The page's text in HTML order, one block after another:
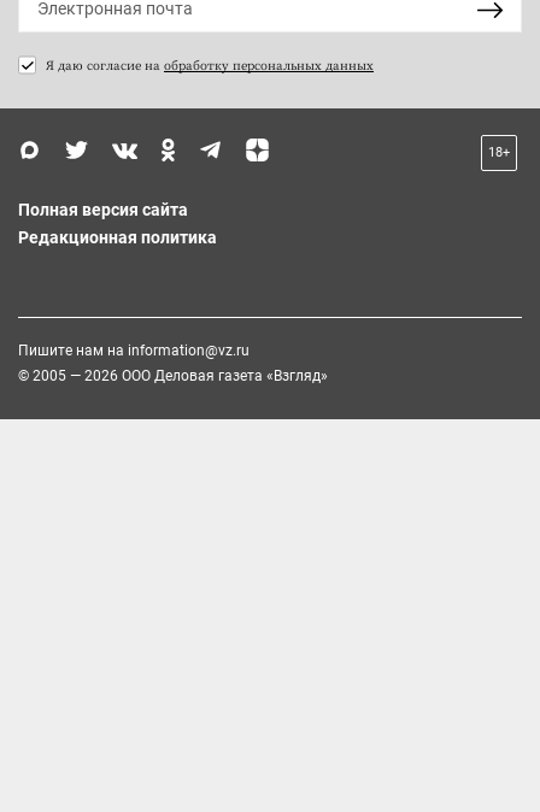
Я даю согласие на обработку персональных данных
18+
Полная версия сайта
Редакционная политика
Пишите нам на information@vz.ru
© 2005 — 2026 ООО Деловая газета «Взгляд»